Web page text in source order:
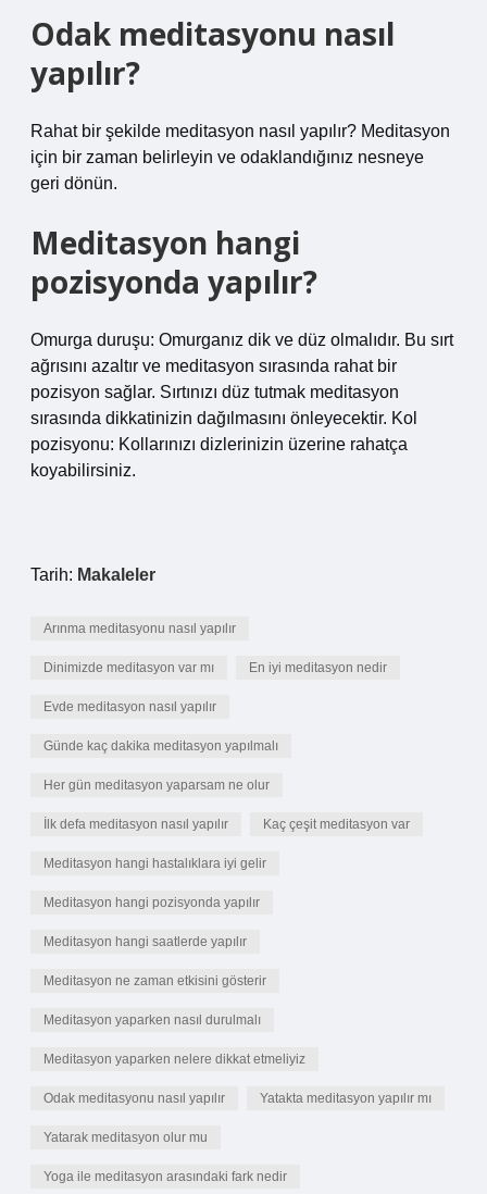
Odak meditasyonu nasıl
yapılır?
Rahat bir şekilde meditasyon nasıl yapılır? Meditasyon
için bir zaman belirleyin ve odaklandığınız nesneye
geri dönün.
Meditasyon hangi
pozisyonda yapılır?
Omurga duruşu: Omurganız dik ve düz olmalıdır. Bu sırt
ağrısını azaltır ve meditasyon sırasında rahat bir
pozisyon sağlar. Sırtınızı düz tutmak meditasyon
sırasında dikkatinizin dağılmasını önleyecektir. Kol
pozisyonu: Kollarınızı dizlerinizin üzerine rahatça
koyabilirsiniz.
Tarih: Makaleler
Arınma meditasyonu nasıl yapılır
Dinimizde meditasyon var mı En iyi meditasyon nedir
Evde meditasyon nasıl yapılır
Günde kaç dakika meditasyon yapılmalı
Her gün meditasyon yaparsam ne olur
İlk defa meditasyon nasıl yapılır Kaç çeşit meditasyon var
Meditasyon hangi hastalıklara iyi gelir
Meditasyon hangi pozisyonda yapılır
Meditasyon hangi saatlerde yapılır
Meditasyon ne zaman etkisini gösterir
Meditasyon yaparken nasıl durulmalı
Meditasyon yaparken nelere dikkat etmeliyiz
Odak meditasyonu nasıl yapılır Yatakta meditasyon yapılır mı
Yatarak meditasyon olur mu
Yoga ile meditasyon arasındaki fark nedir